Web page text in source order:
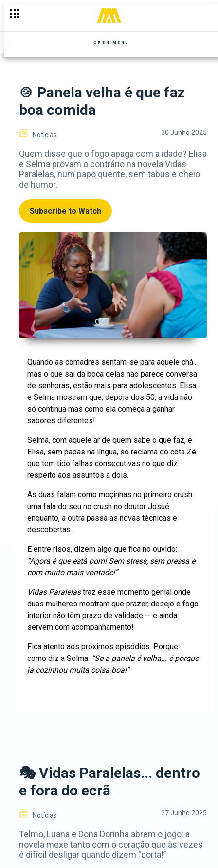
OPEN MENU
🍲 Panela velha é que faz
boa comida
Notícias 30 Junho 2025
Quem disse que o fogo apaga com a idade? Elisa
e Selma provam o contrário na novela Vidas
Paralelas, num papo quente, sem tabus e cheio
de humor.
Subscribe to Watch
Quando as comadres sentam-se para aquele chá...
mas o que sai da boca delas não parece conversa
de senhoras, estão mais para adolescentes. Elisa
e Selma mostram que, depois dos 50, a vida não
só continua mas como ela começa a ganhar
sabores diferentes!
Selma, com aquele ar de quem sabe o que faz, e
Elisa, sem papas na língua, só reclama do cota Zé
que tem tido falhas consecutivas no que diz
respeito aos assuntos a dois.
As duas falam como moçinhas no primeiro crush:
uma fala do seu no crush no doutor Josué
enquanto, a outra passa as novas técnicas e
descobertas.
E entre risos, dizem algo que fica no ouvido:
“Agora é que está bom! Sem stress, sem pressa e
com muito mais vontade!”
Vidas Paralelastraz esse momento genial onde
duas mulheres mostram que prazer, desejo e fogo
interior não têm prazo de validade — e ainda
servem com acompanhamento!
Fica atento aos próximos episódios. Porque
como diz a Selma: “Se a panela é velha... é porque
já cozinhou muita coisa boa!”
🎭 Vidas Paralelas... dentro
e fora do ecrã
Notícias 27 Junho 2025
Telmo, Luana e Dona Dorinha abrem o jogo: a
novela mexe tanto com o coração que às vezes
é difícil desligar quando dizem “corta!”
Beijo Técnico ou Química Real?